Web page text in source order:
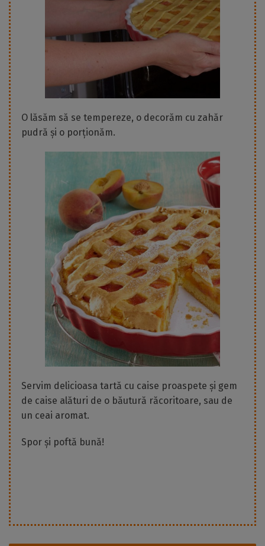
O lăsăm să se tempereze, o decorăm cu zahăr
pudră și o porționăm.
Servim delicioasa tartă cu caise proaspete și gem
de caise alături de o băutură răcoritoare, sau de
un ceai aromat.
Spor și poftă bună!